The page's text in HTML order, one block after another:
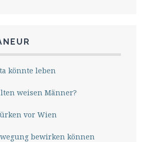
könnte leben
weisen Männer?
vor Wien
bewirken können